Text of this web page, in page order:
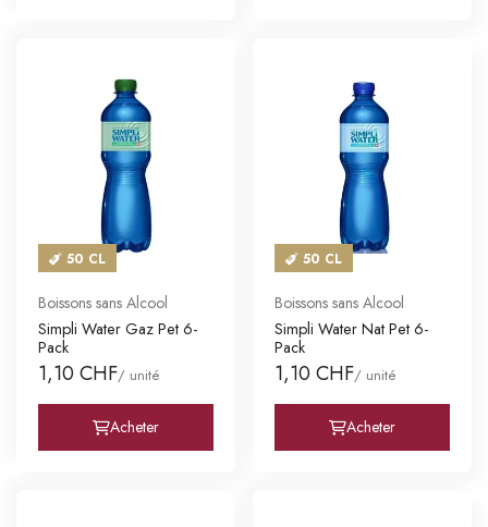
50 CL
Boissons sans Alcool
Simpli Water Gaz Pet 6-
Pack
1,10 CHF/ unité
Acheter
50 CL
Boissons sans Alcool
Simpli Water Nat Pet 6-
Pack
1,10 CHF/ unité
Acheter